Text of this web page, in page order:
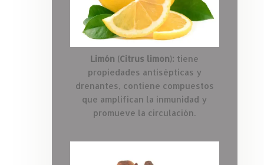
Limón (Citrus limon): tiene
propiedades antisépticas y
drenantes, contiene compuestos
que amplifican la inmunidad y
promueve la circulación.